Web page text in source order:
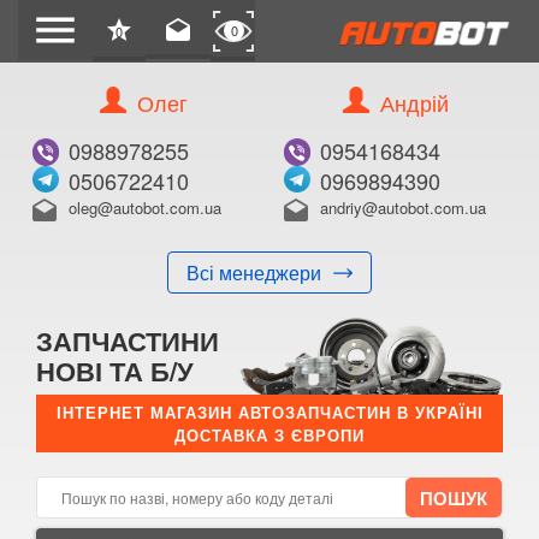
menu star
0 drafts 0
Олег
0988978255
0506722410
drafts oleg@autobot.com.ua
Всі менеджери
Андрій
0954168434
0969894390
drafts andriy@autobot.com.ua
ЗАПЧАСТИНИ
НОВІ ТА Б/У
ІНТЕРНЕТ МАГАЗИН АВТОЗАПЧАСТИН В УКРАЇНІ
ДОСТАВКА З ЄВРОПИ
КУПИТИ
Оригінальний номер:
Примітка:
E-mail:
Телефон: